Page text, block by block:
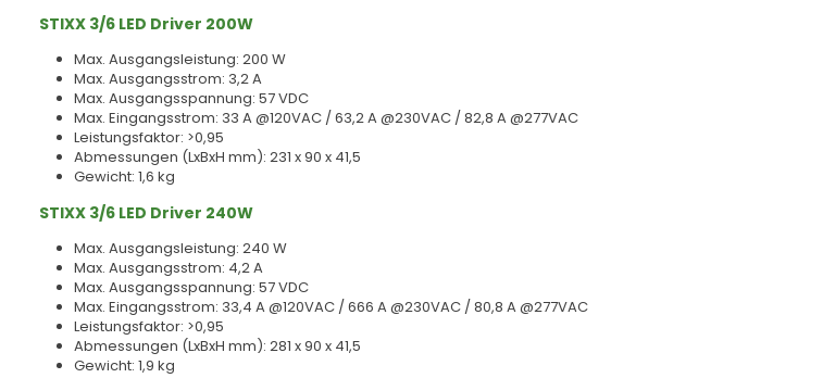
STIXX 3/6 LED Driver 200W
Max. Ausgangsleistung: 200 W
Max. Ausgangsstrom: 3,2 A
Max. Ausgangsspannung: 57 VDC
Max. Eingangsstrom: 33 A @120VAC / 63,2 A @230VAC / 82,8 A @277VAC
Leistungsfaktor: >0,95
Abmessungen (LxBxH mm): 231 x 90 x 41,5
Gewicht: 1,6 kg
STIXX 3/6 LED Driver 240W
Max. Ausgangsleistung: 240 W
Max. Ausgangsstrom: 4,2 A
Max. Ausgangsspannung: 57 VDC
Max. Eingangsstrom: 33,4 A @120VAC / 666 A @230VAC / 80,8 A @277VAC
Leistungsfaktor: >0,95
Abmessungen (LxBxH mm): 281 x 90 x 41,5
Gewicht: 1,9 kg